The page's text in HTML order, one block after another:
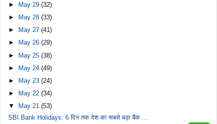
►
May 29(32)
►
May 28(33)
►
May 27(41)
►
May 26(29)
► May 25(38)
► May 24(49)
►
May 23(24)
►
May 22(34)
▼
May 21(53)
SBI Bank Holidays: 6 दिन तक देश का सबसे बड़ा बैंक ...